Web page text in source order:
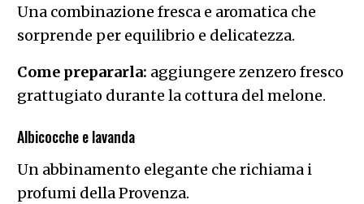
Una combinazione fresca e aromatica che
sorprende per equilibrio e delicatezza.
Come prepararla: aggiungere zenzero fresco
grattugiato durante la cottura del melone.
Albicocche e lavanda
Un abbinamento elegante che richiama i
profumi della Provenza.